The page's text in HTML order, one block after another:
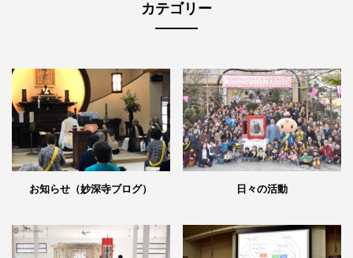
カテゴリー
お知らせ（妙深寺ブログ） 日々の活動